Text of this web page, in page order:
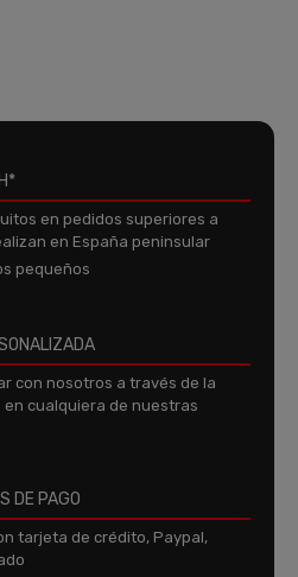
en pedidos superiores a
en España peninsular
pequeños
con nosotros a través de la
cualquiera de nuestras
DE PAGO
tarjeta de crédito, Paypal,